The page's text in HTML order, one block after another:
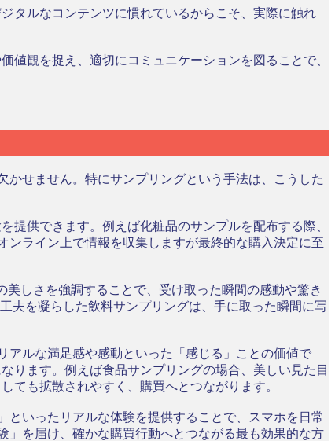
タルなコンテンツに慣れているからこそ、実際に触れ
値観を捉え、適切にコミュニケーションを図ることで、
せません。特にサンプリングという手法は、こうした
提供できます。例えば化粧品のサンプルを配布する際、
ライン上で情報を収集しますが最終的な購入決定に至
しさを強調することで、受け取った瞬間の感動や驚き
夫を凝らした飲料サンプリングは、手に取った瞬間に写
アルな満足感や感動といった「感じる」ことの価値で
ります。例えば食品サンプリングの場合、美しい見た目
ても拡散されやすく、購買へとつながります。
いったリアルな体験を提供することで、スマホを日常
を届け、確かな購買行動へとつながる最も効果的な方